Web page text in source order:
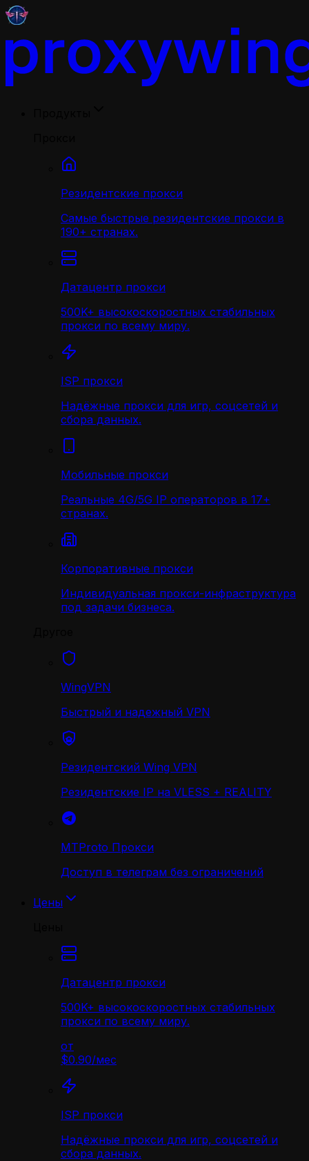
Резидентские прокси
Самые быстрые резидентские прокси в
190+ странах.
Датацентр прокси
500K+ высокоскоростных стабильных
прокси по всему миру.
ISP прокси
Надёжные прокси для игр, соцсетей и
сбора данных.
Мобильные прокси
Реальные 4G/5G IP операторов в 17+
странах.
Корпоративные прокси
Индивидуальная прокси-инфраструктура
под задачи бизнеса.
WingVPN
Быстрый и надежный VPN
Резидентский Wing VPN
Резидентские IP на VLESS + REALITY
MTProto Прокси
Доступ в телеграм без ограничений
Цены
Датацентр прокси
500K+ высокоскоростных стабильных
прокси по всему миру.
от
$0.90/мес
ISP прокси
Надёжные прокси для игр, соцсетей и
сбора данных.